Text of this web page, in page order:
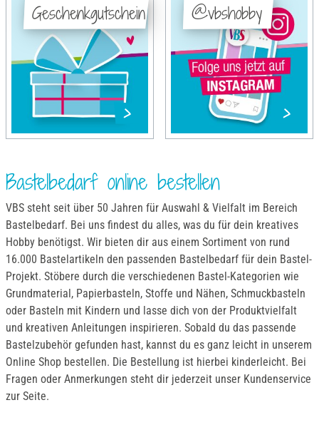
Geschenkgutschein @vbshobby
Bastelbedarf online bestellen
VBS steht seit über 50 Jahren für Auswahl & Vielfalt im Bereich
Bastelbedarf. Bei uns findest du alles, was du für dein kreatives
Hobby benötigst. Wir bieten dir aus einem Sortiment von rund
16.000 Bastelartikeln den passenden Bastelbedarf für dein Bastel-
Projekt. Stöbere durch die verschiedenen Bastel-Kategorien wie
Grundmaterial, Papierbasteln, Stoffe und Nähen, Schmuckbasteln
oder Basteln mit Kindern und lasse dich von der Produktvielfalt
und kreativen Anleitungen inspirieren. Sobald du das passende
Bastelzubehör gefunden hast, kannst du es ganz leicht in unserem
Online Shop bestellen. Die Bestellung ist hierbei kinderleicht. Bei
Fragen oder Anmerkungen steht dir jederzeit unser Kundenservice
zur Seite.